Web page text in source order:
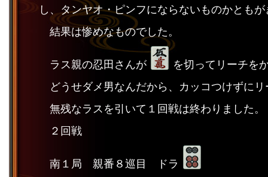
し、タンヤオ・ピンフにならないものかとも
結果は惨めなものでした。
ラス親の忍田さんが
を切ってリーチを
どうせダメ男なんだから、カッコつけずに
無残なラスを引いて１回戦は終わりました。
２回戦
南１局 親番８巡目 ドラ